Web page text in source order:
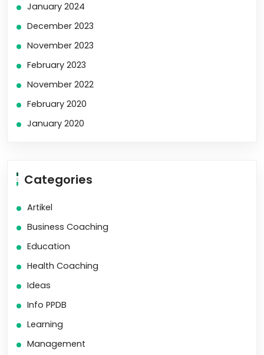
January 2024
December 2023
November 2023
February 2023
November 2022
February 2020
January 2020
Categories
Artikel
Business Coaching
Education
Health Coaching
Ideas
Info PPDB
Learning
Management